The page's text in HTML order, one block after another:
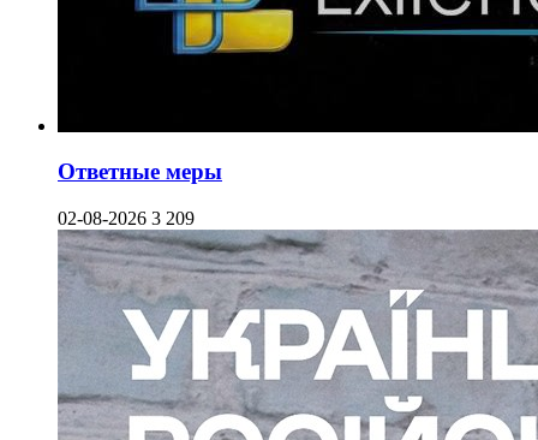
Ответные меры
02-08-2026 3 209